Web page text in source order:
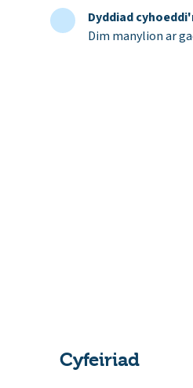
Dyddiad
Dim manylion ar
Cyfeiriad